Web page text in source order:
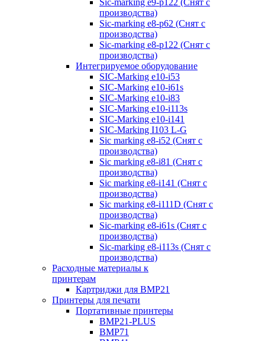
Sic-marking e9-p122 (Снят с
производства)
Sic-marking e8-p62 (Снят с
производства)
Sic-marking e8-p122 (Снят с
производства)
Интегрируемое оборудование
SIC-Marking e10-i53
SIC-Marking e10-i61s
SIC-Marking e10-i83
SIC-Marking e10-i113s
SIC-Marking e10-i141
SIC-Marking I103 L-G
Sic marking e8-i52 (Снят с
производства)
Sic marking e8-i81 (Снят с
производства)
Sic marking e8-i141 (Снят с
производства)
Sic marking e8-i111D (Снят с
производства)
Sic-marking e8-i61s (Снят с
производства)
Sic-marking e8-i113s (Снят с
производства)
Расходные материалы к
принтерам
Картриджи для BMP21
Принтеры для печати
Портативные принтеры
BMP21-PLUS
BMP71